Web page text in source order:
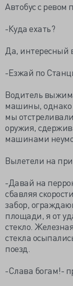
Автобус с ревом
-Куда ехать?
Да, интересный
-Езжай по
Водитель
машины, однако
мы
оружия,
машинами
Вылетели на
-Давай на
сбавляя
забор,
площади, я от
стекло.
стекла
поезд.
-Слава богам!-